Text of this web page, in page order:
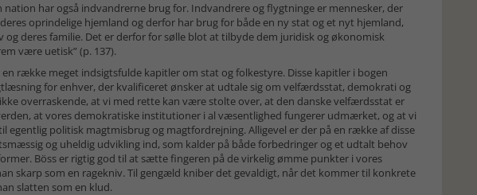
nation har også indvandrerne brug for. Indvandrere og flygt­ninge er mennesker, der
oprindelige hjem­land og derfor har brug for både en ny stat og et nyt hjemland,
og deres familie. Det er derfor for sølle blot at tilbyde dem juridisk og økonomisk
være uetisk” (p. 137).
række meget indsigtsfulde kapitler om stat og folkestyre. Disse kapitler i bogen
for enhver, der kvalificeret ønsker at udtale sig om velfærdsstat, demokrati og
overraskende, at vi med rette kan være stolte over, at den danske velfærdsstat er
at vores demokratiske instituti­oner i al væsentlighed fungerer udmærket, og at vi
egentlig politisk magtmisbrug og magtfordrejning. Alligevel er der på en række af disse
og uheldig udvikling ind, som kalder på både forbedringer og et udtalt behov
Böss er rigtig god til at sætte fingeren på de virkelig ømme punkter i vores
skarp som en ragekniv. Til gengæld kniber det gevaldigt, når det kommer til konkrete
slatten som en klud.